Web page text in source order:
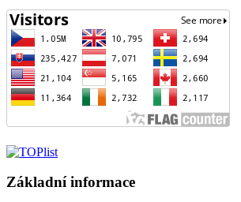
Základní informace